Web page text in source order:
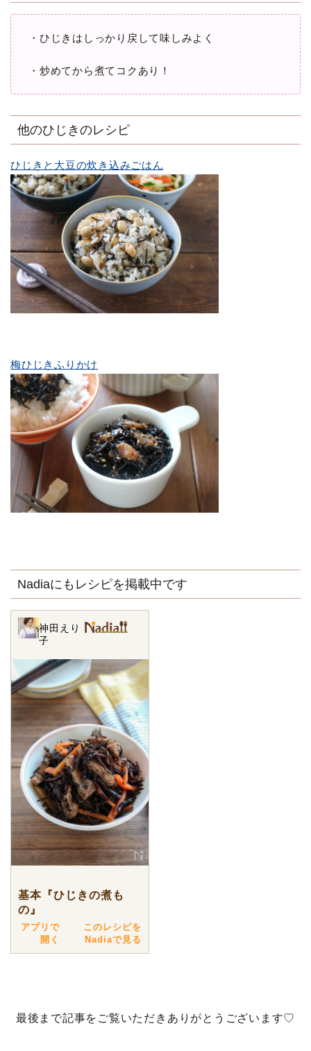
・ひじきはしっかり戻して味しみよく
・炒めてから煮てコクあり！
他のひじきのレシピ
ひじきと大豆の炊き込みごはん
梅ひじきふりかけ
Nadiaにもレシピを掲載中です
神田えり
子
基本『ひじきの煮も
の』
アプリで
開く
このレシピを
Nadiaで見る
最後まで記事をご覧いただきありがとうございます♡